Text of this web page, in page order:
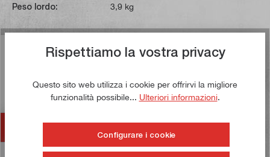
Peso lordo:
3,9 kg
Descrizione
Va sottolineata la guida della ganascia mobile. Questa è
stata proge…Di più
Rispettiamo la vostra privacy
Questo sito web utilizza i cookie per offrirvi la migliore
funzionalità possibile... Ulteriori informazioni.
Configurare i cookie